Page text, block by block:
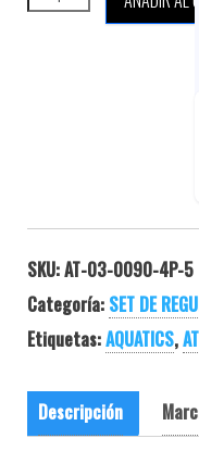
SKU:AT-03-0090-4P-5
Categoría: SET DE
Etiquetas:AQUATICS,
Descripción